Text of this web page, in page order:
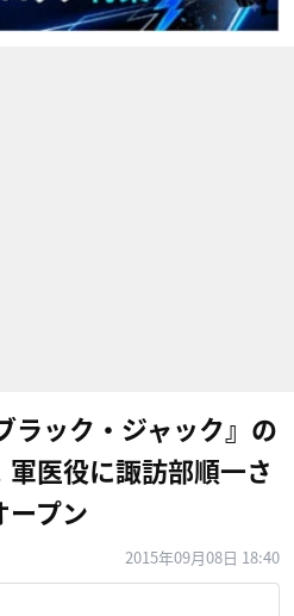
ラック・ジャック』の
医役に諏訪部順一さ
ープン
2015年09月08日 18:40